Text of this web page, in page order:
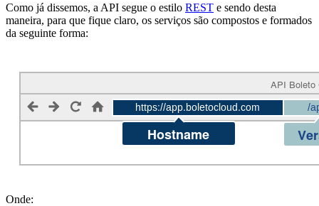
Como já dissemos, a API segue o estilo REST e sendo desta
maneira, para que fique claro, os serviços são compostos e formados
da seguinte forma:
Onde: